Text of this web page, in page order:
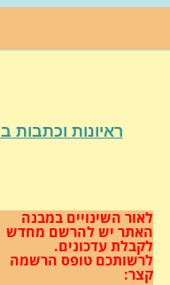
ראיונות וכתבות
לאור השינויים במבנה
האתר יש להרשם מחדש
לקבלת עדכונים.
לרשותכם טופס הרשמה
קצר: